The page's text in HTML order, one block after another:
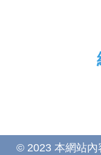
© 2023 本網站內